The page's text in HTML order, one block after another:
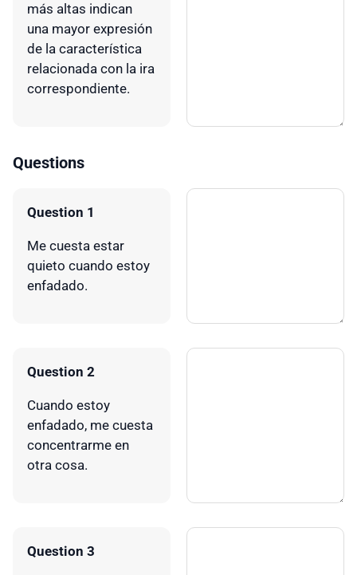
más altas indican
una mayor expresión
de la característica
relacionada con la ira
correspondiente.
Questions
Question 1
Me cuesta estar
quieto cuando estoy
enfadado.
Question 2
Cuando estoy
enfadado, me cuesta
concentrarme en
otra cosa.
Question 3